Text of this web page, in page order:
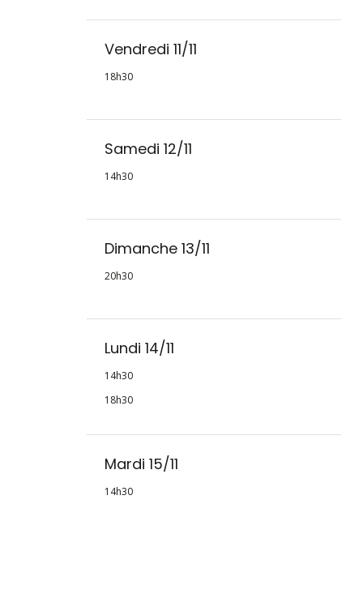
Vendredi 11/11
18h30
Samedi 12/11
14h30
Dimanche 13/11
20h30
Lundi 14/11
14h30
18h30
Mardi 15/11
14h30